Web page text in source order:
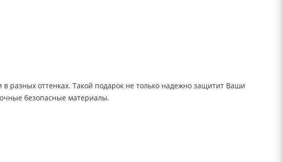
разных оттенках. Такой подарок не только надежно защитит Ваши
безопасные материалы.